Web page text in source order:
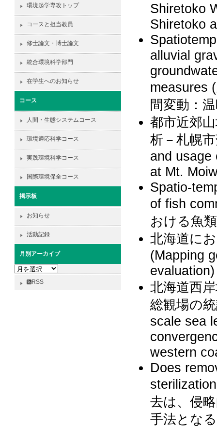
Shiretoko
Shiretoko
alluvial
measures
間変動：
都市近郊
析－札幌
and usage
at Mt.
Spatio-
of fish
おける魚
北海道に
(Mapping
evaluation)
北海道西
総観場の
scale sea
western
Does
去は、侵
手法とな
環境起学専攻トップ
コースと担当教員
修士論文・博士論文
統合環境科学部門
在学生へのお知らせ
コース
人間・生態システムコース
環境適応科学コース
実践環境科学コース
国際環境保全コース
掲示板
お知らせ
活動記録
月別アーカイブ
月
RSS